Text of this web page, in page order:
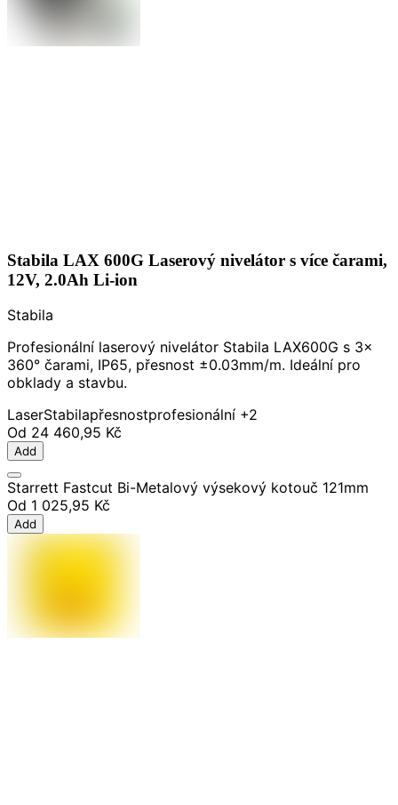
Stabila LAX 600G Laserový nivelátor s více čarami,
12V, 2.0Ah Li-ion
Stabila
Profesionální laserový nivelátor Stabila LAX600G s 3x
360° čarami, IP65, přesnost ±0.03mm/m. Ideální pro
obklady a stavbu.
LaserStabilapřesnostprofesionální +2
Od 24 460,95 Kč
Add
Starrett Fastcut Bi-Metalový výsekový kotouč 121mm
Od 1 025,95 Kč
Add